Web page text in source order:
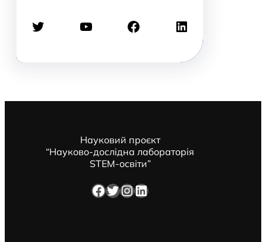
Twitter YouTube Facebook LinkedIn
Науковий проєкт
“Науково-дослідна лабораторія
STEM-освіти”
Facebook Twitter InstagramLinkedIn